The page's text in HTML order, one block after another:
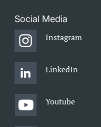
Social Media
Instagram
LinkedIn
Youtube